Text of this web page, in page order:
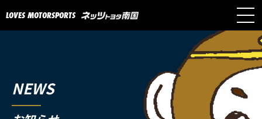
LOVES MOTORSPORTS
NEWS